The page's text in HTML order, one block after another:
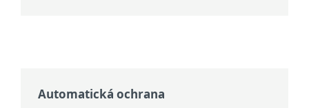
Automatická ochrana